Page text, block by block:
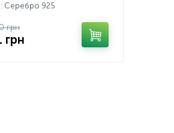
Серебро 925
грн
грн